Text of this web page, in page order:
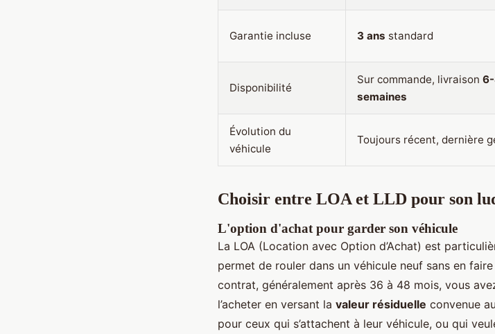
Garantie incluse 3 ans standard
Disponibilité
Sur commande, livraison
semaines
Évolution du
véhicule
Toujours récent, dernière
Choisir entre LOA et LLD pour son
L'option d'achat pour garder son véhicule
La LOA (Location avec Option d’Achat) est
permet de rouler dans un véhicule neuf sans en
contrat, généralement après 36 à 48 mois, vous
l’acheter en versant la valeur résiduelle convenue
pour ceux qui s’attachent à leur véhicule, ou qui